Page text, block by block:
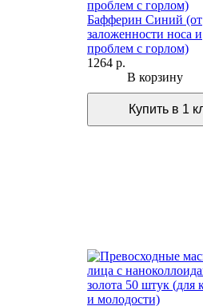
Бафферин Синий (от
заложенности носа и
проблем с горлом)
1264 р.
В корзину